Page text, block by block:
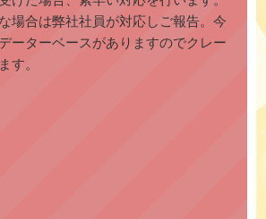
場合は弊社社員が対応しご報告。今
ーターベースがありますのでクレー
す。